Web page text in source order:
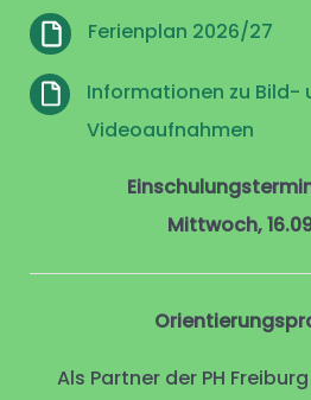
Ferienplan 2026/27
Informationen zu Bild-
Videoaufnahmen
Mittwoch,
Als Partner der PH